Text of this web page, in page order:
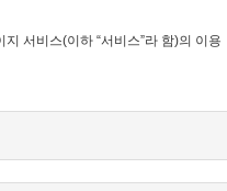
서비스(이하 “서비스”라 함)의 이용